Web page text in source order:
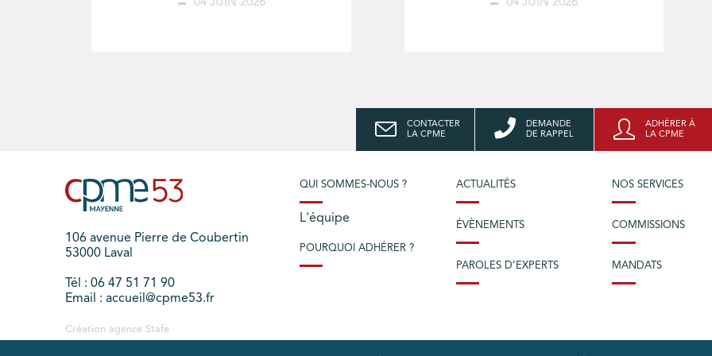
04 JUIN 2026 04 JUIN 2026
CONTACTER
LA CPME
DEMANDE
DE RAPPEL
ADHÉRER À
LA CPME
106 avenue Pierre de Coubertin
53000 Laval
Tél : 06 47 51 71 90
Email : accueil@cpme53.fr
Création agence Stafe
QUI SOMMES-NOUS ?
L'équipe
POURQUOI ADHÉRER ?
ACTUALITÉS
ÉVÈNEMENTS
PAROLES D’EXPERTS
NOS SERVICES
COMMISSIONS
MANDATS